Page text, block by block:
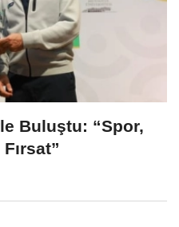
Buluştu: “Spor,